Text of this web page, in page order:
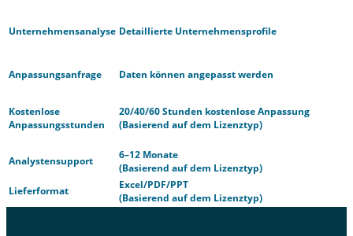
Unternehmensanalyse Detaillierte Unternehmensprofile
Anpassungsanfrage Daten können angepasst werden
Kostenlose
Anpassungsstunden
20/40/60 Stunden kostenlose Anpassung
(Basierend auf dem Lizenztyp)
Analystensupport
6–12 Monate
(Basierend auf dem Lizenztyp)
Lieferformat
Excel/PDF/PPT
(Basierend auf dem Lizenztyp)